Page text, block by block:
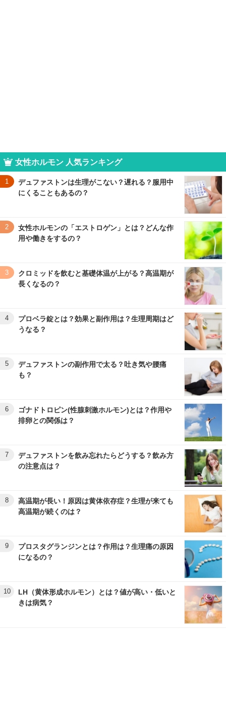
女性ホルモン 人気ランキング
1
デュファストンは生理がこない？遅れる？服用中
にくることもあるの？
2
女性ホルモンの「エストロゲン」とは？どんな作
用や働きをするの？
3
クロミッドを飲むと基礎体温が上がる？高温期が
長くなるの？
4
プロベラ錠とは？効果と副作用は？生理周期はど
うなる？
5
デュファストンの副作用で太る？吐き気や腰痛
も？
6
ゴナドトロピン(性腺刺激ホルモン)とは？作用や
排卵との関係は？
7
デュファストンを飲み忘れたらどうする？飲み方
の注意点は？
8
高温期が長い！原因は黄体依存症？生理が来ても
高温期が続くのは？
9
プロスタグランジンとは？作用は？生理痛の原因
になるの？
10
LH（黄体形成ホルモン）とは？値が高い・低いと
きは病気？